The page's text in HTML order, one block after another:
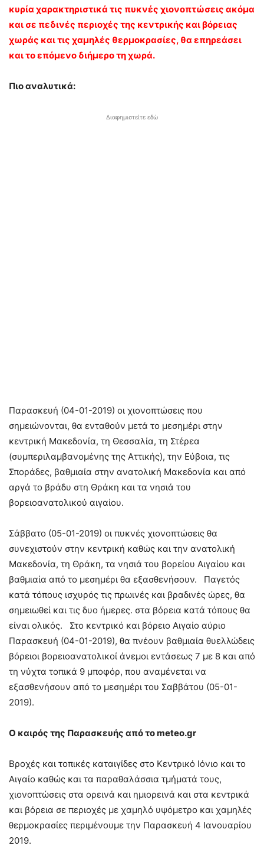
κυρία χαρακτηριστικά τις πυκνές χιονοπτώσεις ακόμα
και σε πεδινές περιοχές της κεντρικής και βόρειας
χωράς και τις χαμηλές θερμοκρασίες, θα επηρεάσει
και το επόμενο διήμερο τη χωρά.
Πιο αναλυτικά:
Διαφημιστείτε εδώ
Παρασκευή (04-01-2019) οι χιονοπτώσεις που
σημειώνονται, θα ενταθούν μετά το μεσημέρι στην
κεντρική Μακεδονία, τη Θεσσαλία, τη Στέρεα
(συμπεριλαμβανομένης της Αττικής), την Εύβοια, τις
Σποράδες, βαθμιαία στην ανατολική Μακεδονία και από
αργά το βράδυ στη Θράκη και τα νησιά του
βορειοανατολικού αιγαίου.
Σάββατο (05-01-2019) οι πυκνές χιονοπτώσεις θα
συνεχιστούν στην κεντρική καθώς και την ανατολική
Μακεδονία, τη Θράκη, τα νησιά του βορείου Αιγαίου και
βαθμιαία από το μεσημέρι θα εξασθενήσουν. Παγετός
κατά τόπους ισχυρός τις πρωινές και βραδινές ώρες, θα
σημειωθεί και τις δυο ήμερες. στα βόρεια κατά τόπους θα
είναι ολικός. Στο κεντρικό και βόρειο Αιγαίο αύριο
Παρασκευή (04-01-2019), θα πνέουν βαθμιαία θυελλώδεις
βόρειοι βορειοανατολικοί άνεμοι εντάσεως 7 με 8 και από
τη νύχτα τοπικά 9 μποφόρ, που αναμένεται να
εξασθενήσουν από το μεσημέρι του Σαββάτου (05-01-
2019).
O καιρός της Παρασκευής από το meteo.gr
Βροχές και τοπικές καταιγίδες στο Κεντρικό Ιόνιο και το
Αιγαίο καθώς και τα παραθαλάσσια τμήματά τους,
χιονοπτώσεις στα ορεινά και ημιορεινά και στα κεντρικά
και βόρεια σε περιοχές με χαμηλό υψόμετρο και χαμηλές
θερμοκρασίες περιμένουμε την Παρασκευή 4 Ιανουαρίου
2019.